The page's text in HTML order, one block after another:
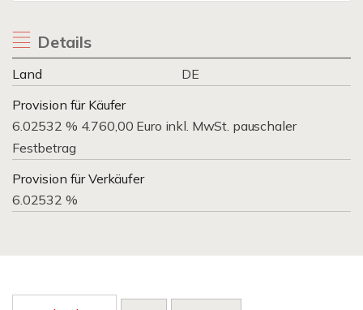
Details
Land
DE
Provision für Käufer
6.02532 % 4.760,00 Euro inkl. MwSt. pauschaler
Festbetrag
Provision für Verkäufer
6.02532 %